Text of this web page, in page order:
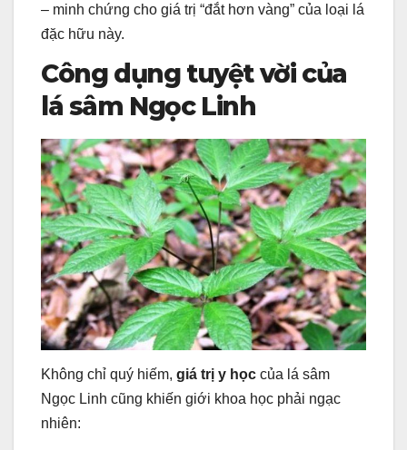
– minh chứng cho giá trị “đắt hơn vàng” của loại lá
đặc hữu này.
Công dụng tuyệt vời của
lá sâm Ngọc Linh
Không chỉ quý hiếm, giá trị y học của lá sâm
Ngọc Linh cũng khiến giới khoa học phải ngạc
nhiên: